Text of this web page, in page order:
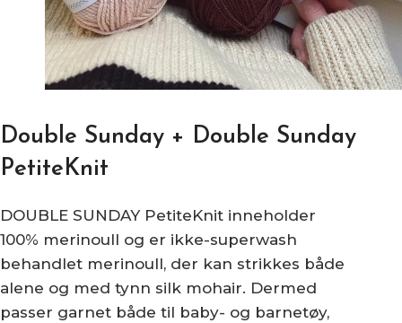
Double Sunday + Double Sunday
PetiteKnit
DOUBLE SUNDAY PetiteKnit inneholder
100% merinoull og er ikke-superwash
behandlet merinoull, der kan strikkes både
alene og med tynn silk mohair. Dermed
passer garnet både til baby- og barnetøy,